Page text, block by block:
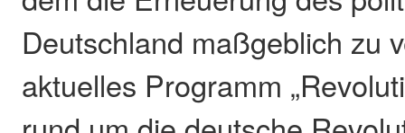
Deutschland maßgeblich zu
aktuelles Programm